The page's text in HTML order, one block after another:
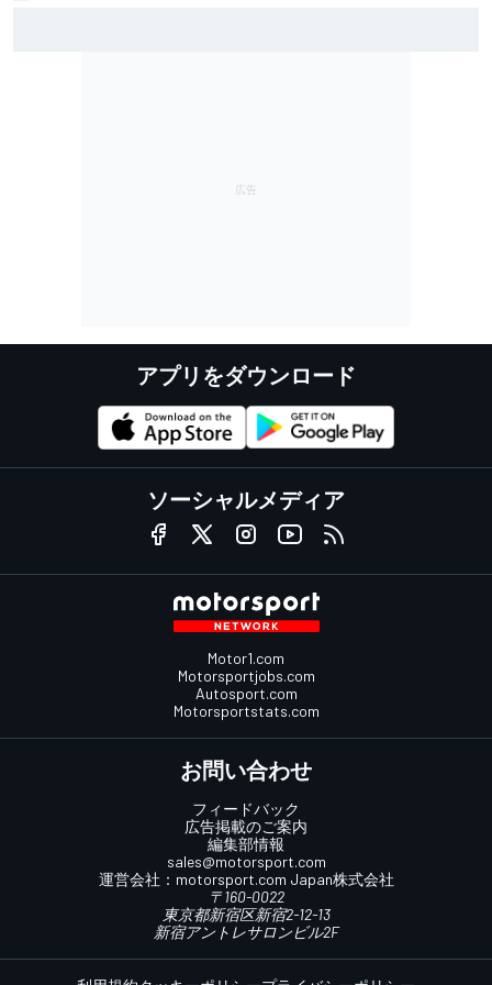
アプリをダウンロード
ソーシャルメディア
Motor1.com
Motorsportjobs.com
Autosport.com
Motorsportstats.com
お問い合わせ
フィードバック
広告掲載のご案内
編集部情報
sales@motorsport.com
運営会社： motorsport.com Japan株式会社
〒160-0022
東京都新宿区新宿2-12-13
新宿アントレサロンビル2F